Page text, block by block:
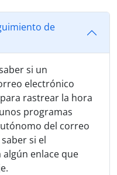
de
si un
electrónico
rastrear la hora
programas
del correo
si el
enlace que